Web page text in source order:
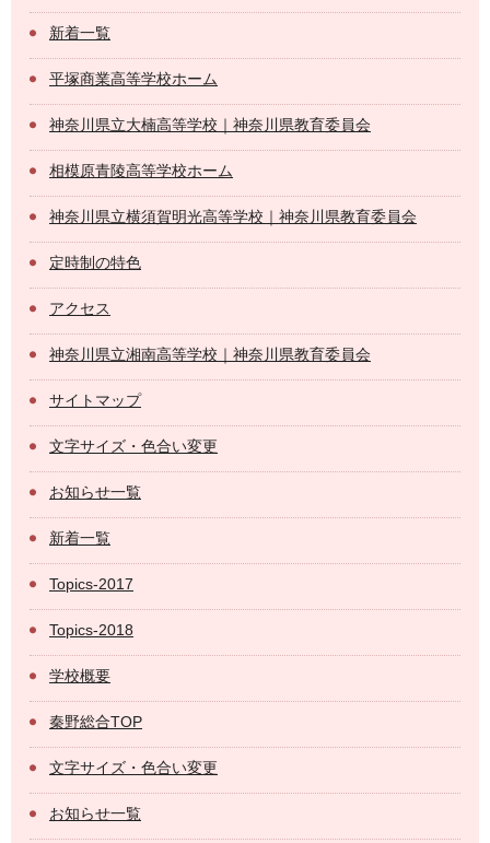
新着一覧
平塚商業高等学校ホーム
神奈川県立大楠高等学校｜神奈川県教育委員会
相模原青陵高等学校ホーム
神奈川県立横須賀明光高等学校｜神奈川県教育委員会
定時制の特色
アクセス
神奈川県立湘南高等学校｜神奈川県教育委員会
サイトマップ
文字サイズ・色合い変更
お知らせ一覧
新着一覧
Topics-2017
Topics-2018
学校概要
秦野総合TOP
文字サイズ・色合い変更
お知らせ一覧